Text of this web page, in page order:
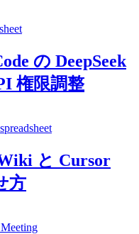
の DeepSeek
権限調整
spreadsheet
と Cursor
方
Meeting